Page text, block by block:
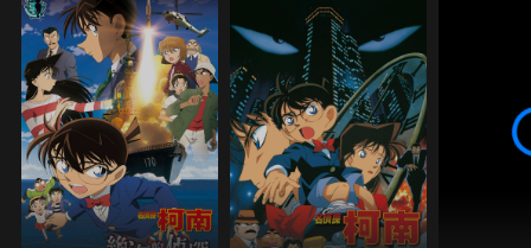
灰原、阿笠博士對此一事件展開調查，赫然發現某國
的間諜「Ｘ」竟然正潛伏在艦上！究竟間諜「Ｘ」是
誰？自衛隊員的左手、謎樣般的女性自衛官，他們之
間又有甚麼關聯存在呢？在這艘神盾艦上所發生的事
件，其實正蘊藏著一樁牽連日本全國的巨大陰謀！